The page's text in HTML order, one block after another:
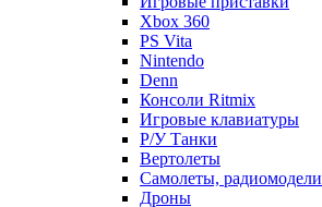
Xbox 360
PS Vita
Nintendo
Denn
Консоли Ritmix
Игровые клавиатуры
Р/У Танки
Вертолеты
Самолеты, радиомодели
Дроны